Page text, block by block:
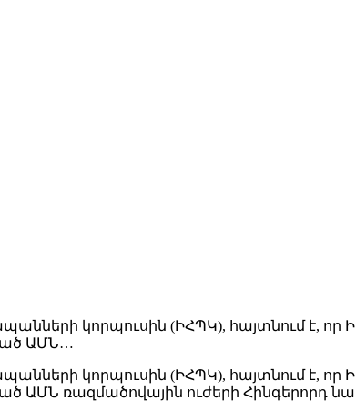
կորպուսին (ԻՀՊԿ), հայտնում է, որ
ԱՄՆ…
կորպուսին (ԻՀՊԿ), հայտնում է, որ
ԱՄՆ ռազմածովային ուժերի Հինգերորդ